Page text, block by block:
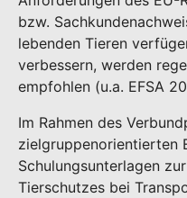
bzw.
lebenden Tieren
verbessern, werden
empfohlen (u.a. EFSA
Im Rahmen des
zielgruppenorientierten
Schulungsunterlagen
Tierschutzes bei